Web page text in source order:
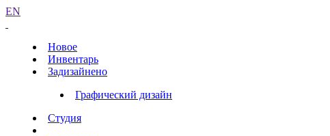
EN
Новое
Инвентарь
Задизайнено
Графический дизайн
Студия